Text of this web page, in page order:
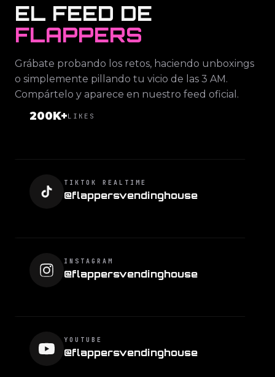
EL FEED DE
FLAPPERS
Grábate probando los retos, haciendo unboxings
o simplemente pillando tu vicio de las 3 AM.
Compártelo y aparece en nuestro feed oficial.
200K+LIKES
TIKTOK REALTIME
@flappersvendinghouse
INSTAGRAM
@flappersvendinghouse
YOUTUBE
@flappersvendinghouse